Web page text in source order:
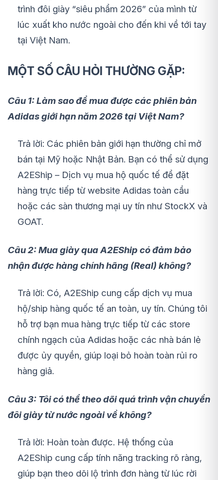
trình đôi giày “siêu phẩm 2026” của mình từ
lúc xuất kho nước ngoài cho đến khi về tới tay
tại Việt Nam.
MỘT SỐ CÂU HỎI THƯỜNG GẶP:
Câu 1: Làm sao để mua được các phiên bản
Adidas giới hạn năm 2026 tại Việt Nam?
Trả lời: Các phiên bản giới hạn thường chỉ mở
bán tại Mỹ hoặc Nhật Bản. Bạn có thể sử dụng
A2EShip – Dịch vụ mua hộ quốc tế để đặt
hàng trực tiếp từ website Adidas toàn cầu
hoặc các sàn thương mại uy tín như StockX và
GOAT.
Câu 2: Mua giày qua A2EShip có đảm bảo
nhận được hàng chính hãng (Real) không?
Trả lời: Có, A2EShip cung cấp dịch vụ mua
hộ/ship hàng quốc tế an toàn, uy tín. Chúng tôi
hỗ trợ bạn mua hàng trực tiếp từ các store
chính ngạch của Adidas hoặc các nhà bán lẻ
được ủy quyền, giúp loại bỏ hoàn toàn rủi ro
hàng giả.
Câu 3: Tôi có thể theo dõi quá trình vận chuyển
đôi giày từ nước ngoài về không?
Trả lời: Hoàn toàn được. Hệ thống của
A2EShip cung cấp tính năng tracking rõ ràng,
giúp bạn theo dõi lộ trình đơn hàng từ lúc rời